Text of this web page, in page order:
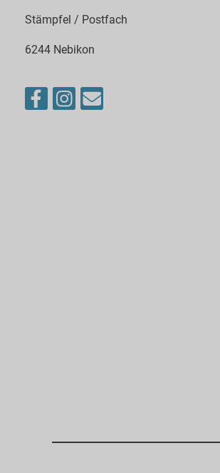
Stämpfel / Postfach
6244 Nebikon